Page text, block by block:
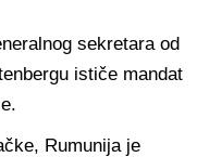
sekretara od
ističe mandat
Rumunija je